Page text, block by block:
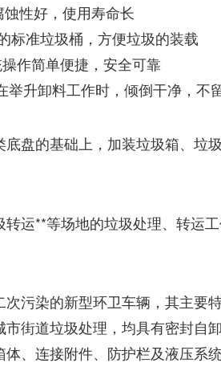
性好，使用寿命长
标准垃圾桶，方便垃圾的装载
作简单便捷，安全可靠
升卸料工作时，倾倒干净，不留
盘的基础上，加装垃圾箱、
运**等场地的垃圾处理、转运工
污染的新型环卫车辆，其主
街道垃圾处理，均具有密封自
、连接附件、防护栏及液压